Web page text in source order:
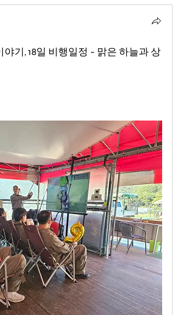
야기, 18일 비행일정 - 맑은 하늘과 상